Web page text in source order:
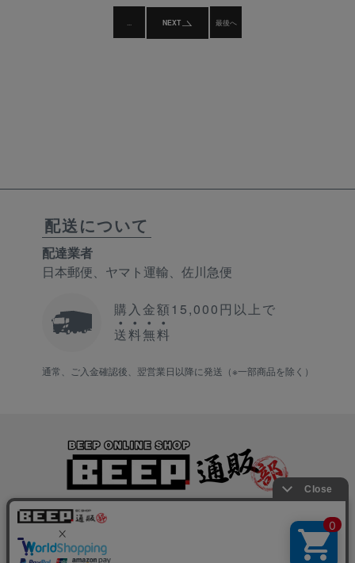
NEXT 最後へ
配送について
配達業者
日本郵便、ヤマト運輸、佐川急便
購入金額15,000円以上で
送料無料
通常、ご入金確認後、翌営業日以降に発送（※一部商品を除く）